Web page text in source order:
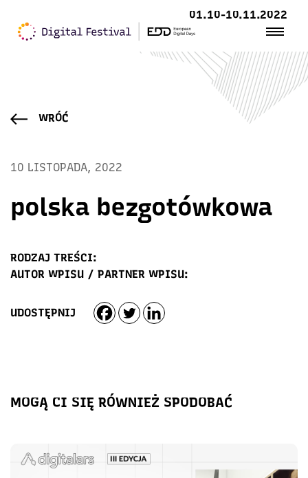
01.10-10.11.2022
WRÓĆ
10 LISTOPADA, 2022
polska bezgotówkowa
RODZAJ TREŚCI:
AUTOR WPISU / PARTNER WPISU:
UDOSTĘPNIJ
MOGĄ CI SIĘ RÓWNIEŻ SPODOBAĆ